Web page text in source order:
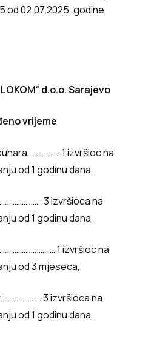
od 02.07.2025. godine,
d.o.o. Sarajevo
vrijeme
1 izvršioc na
od 1 godinu dana,
3 izvršioca na
od 1 godinu dana,
1 izvršioc na
od 3 mjeseca,
3 izvršioca na
od 1 godinu dana,